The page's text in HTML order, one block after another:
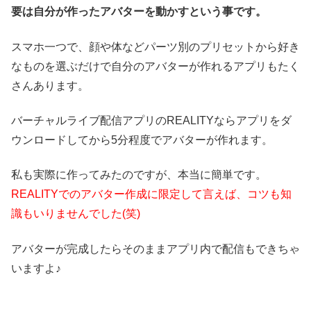
要は自分が作ったアバターを動かすという事です。
スマホ一つで、顔や体などパーツ別のプリセットから好き
なものを選ぶだけで自分のアバターが作れるアプリもたく
さんあります。
バーチャルライブ配信アプリのREALITYならアプリをダ
ウンロードしてから5分程度でアバターが作れます。
私も実際に作ってみたのですが、本当に簡単です。
REALITYでのアバター作成に限定して言えば、コツも知
識もいりませんでした(笑)
アバターが完成したらそのままアプリ内で配信もできちゃ
いますよ♪